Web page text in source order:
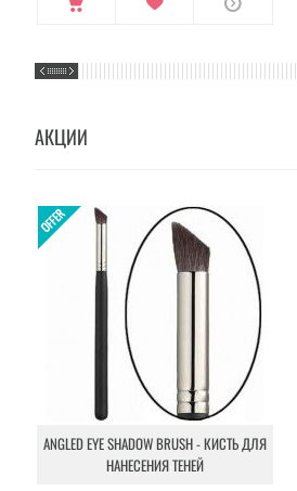
АКЦИИ
ANGLED EYE SHADOW BRUSH - КИСТЬ ДЛЯ
НАНЕСЕНИЯ ТЕНЕЙ